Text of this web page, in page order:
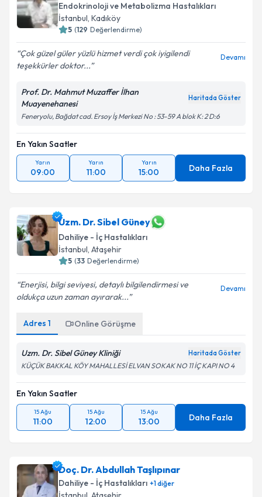
Endokrinoloji ve Metabolizma Hastalıkları
İstanbul, Kadıköy
5 (129 Değerlendirme)
Çok güzel güler yüzlü hizmet verdi çok iyigilendi
teşekkürler doktor...
Devamı
Prof. Dr. Mahmut Muzaffer İlhan
Muayenehanesi
Haritada Göster
Feneryolu, Bağdat cad. Ersoy İş Merkezi No : 53-59 A blok K: 2 D:6
En Yakın Saatler
Yarın
09:00
Yarın
11:00
Yarın
15:00 Daha Fazla
Uzm. Dr. Sibel Güney
Dahiliye - İç Hastalıkları
İstanbul, Ataşehir
5 (33 Değerlendirme)
Enerjisi, bilgi seviyesi, detaylı bilgilendirmesi ve
oldukça uzun zaman ayırarak...
Devamı
Adres 1 Online Görüşme
Uzm. Dr. Sibel Güney Kliniği Haritada Göster
KÜÇÜK BAKKAL KÖY MAHALLESİ ELVAN SOKAK NO 11 İÇ KAPI NO 4
En Yakın Saatler
15 Ağu
11:00
15 Ağu
12:00
15 Ağu
13:00 Daha Fazla
Doç. Dr. Abdullah Taşlıpınar
Dahiliye - İç Hastalıkları +1diğer